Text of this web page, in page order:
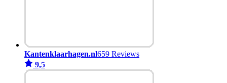
Kantenklaarhagen.nl659 Reviews
9,5